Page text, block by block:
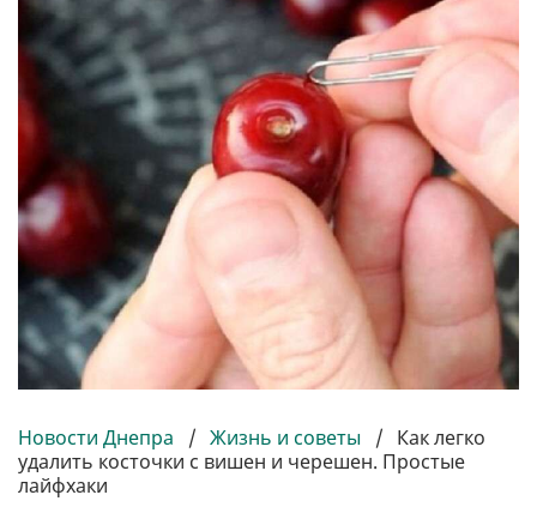
Новости Днепра / Жизнь и советы / Как легко
удалить косточки с вишен и черешен. Простые
лайфхаки